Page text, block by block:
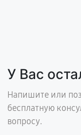
У Вас
Напишите или
бесплатную
вопросу.